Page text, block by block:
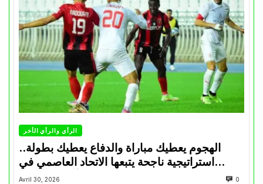
الرأي والرأي الأخر
الهجوم يعطيك مباراة والدفاع يعطيك بطولة..
استراتيجية ناجحة يتبعها الاتحاد العاصمي في
تتويجاته آخر السنوات
Avril 30, 2026 0